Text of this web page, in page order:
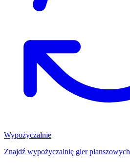
Wypożyczalnie
Znajdź wypożyczalnię gier planszowych